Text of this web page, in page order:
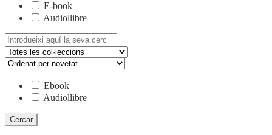
E-book
Audiollibre
Cerca:
Ebook
Audiollibre